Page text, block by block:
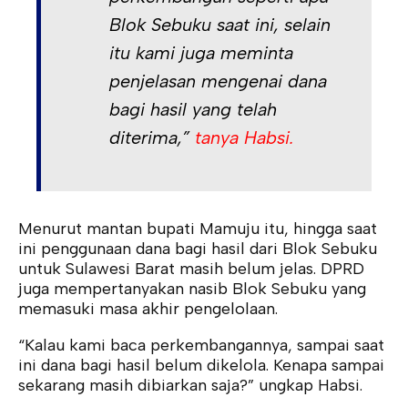
Blok Sebuku saat ini, selain
itu kami juga meminta
penjelasan mengenai dana
bagi hasil yang telah
diterima,” tanya Habsi.
Menurut mantan bupati Mamuju itu, hingga saat
ini penggunaan dana bagi hasil dari Blok Sebuku
untuk Sulawesi Barat masih belum jelas. DPRD
juga mempertanyakan nasib Blok Sebuku yang
memasuki masa akhir pengelolaan.
“Kalau kami baca perkembangannya, sampai saat
ini dana bagi hasil belum dikelola. Kenapa sampai
sekarang masih dibiarkan saja?” ungkap Habsi.